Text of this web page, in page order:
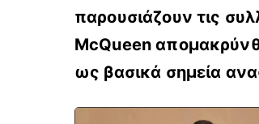
παρουσιάζουν τις
McQueen
ως βασικά σημεία